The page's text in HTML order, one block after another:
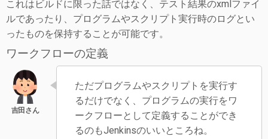
これはビルドに限った話ではなく、テスト結果のxmlファイ
ルであったり、プログラムやスクリプト実行時のログとい
ったものを保持することが可能です。
ワークフローの定義
ただプログラムやスクリプトを実行す
るだけでなく、プログラムの実行をワ
ークフローとして定義することができ
るのもJenkinsのいいところね。